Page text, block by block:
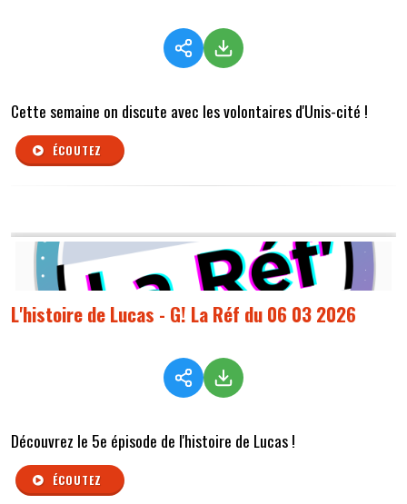
Cette semaine on discute avec les volontaires d'Unis-cité !
ÉCOUTEZ
L'histoire de Lucas - G! La Réf du 06 03 2026
Découvrez le 5e épisode de l'histoire de Lucas !
ÉCOUTEZ